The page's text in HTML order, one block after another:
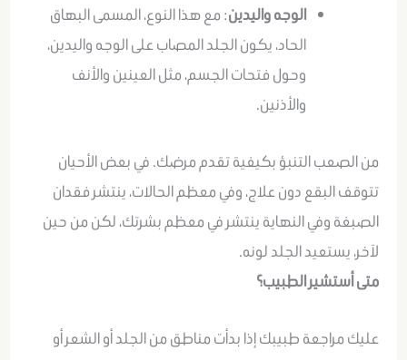
الوجه واليدين: مع هذا النوع، المسمى البهاق
الحاد، يكون الجلد المصاب على الوجه واليدين،
وحول فتحات الجسم، مثل العينين والأنف
والأذنين.
من الصعب التنبؤ بكيفية تقدم مرضك. في بعض الأحيان
تتوقف البقع دون علاج، وفي معظم الحالات، ينتشر فقدان
الصبغة وفي النهاية ينتشر في معظم بشرتك، لكن من حين
لآخر، يستعيد الجلد لونه.
متى أستشير الطبيب؟
عليك مراجعة طبيبك إذا بدأت مناطق من الجلد أو الشعر أو